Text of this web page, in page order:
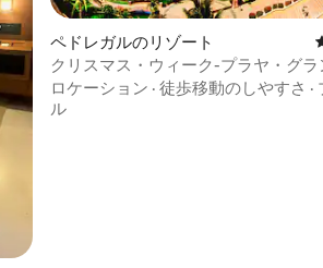
ペドレガルのリゾート
クリスマス・ウィーク-プラヤ・グラ
デ・リゾート
ロケーション · 徒歩移動のしやすさ ·
ル